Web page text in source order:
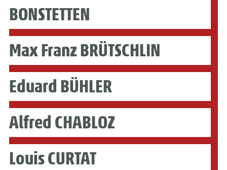
BONSTETTEN
Max Franz BRÜTSCHLIN
Eduard BÜHLER
Alfred CHABLOZ
Louis CURTAT